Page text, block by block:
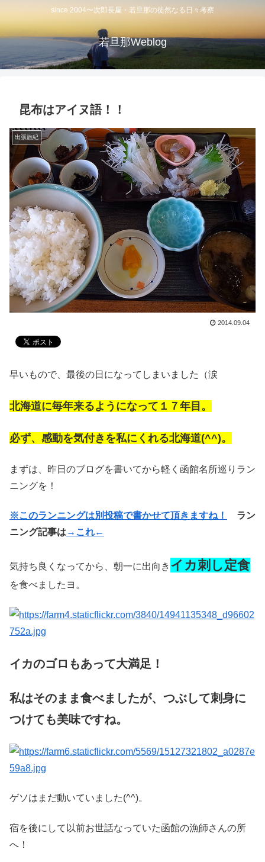
since 2004〜次郎長屋・若旦那の徒然なる日々考察
若旦那Weblog
昆布はアイヌ語！！
出張旅紀
2014.09.04
早いもので、最後の日になってしまいました（涙
北海道に毎年来るようになって１７年目。
必ず、感動を気付きを私にくれる北海道(^^)。
まずは、昨日のブログを書いてから軽く函館名所巡りラン
ニングを！
※このランニングは別投稿で書かせて頂きますね！
ラン
ニング記事は →これ←
気持ち良くなってから、朝一に出向き イカ刺し定食
を食べましたヨ。
イカのゴロもあって大満足！
私はそのまま食べましたが、つぶして刺身に
つけても美味ですね。
ゲソはまだ動いていました(^^)。
宿を後にして以前お世話なっていた函館の漁師さんの所
へ！